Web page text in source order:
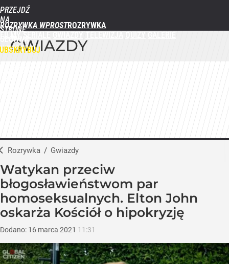
PRZEJDŹ
NA
STRONĘ
GŁÓWNĄ
WPROST.PL
ROZRYWKA WPROST
GWIAZDY
Rozrywka / Gwiazdy
Watykan przeciw
błogosławieństwom par
homoseksualnych. Elton John
oskarża Kościół o hipokryzję
Dodano: 16 marca 2021 11:31